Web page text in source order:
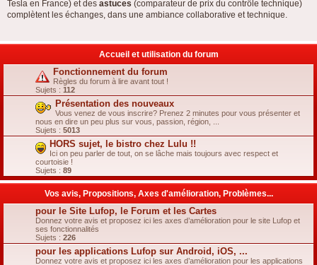
Tesla en France) et des astuces (comparateur de prix du contrôle technique)
complètent les échanges, dans une ambiance collaborative et technique.
Accueil et utilisation du forum
Fonctionnement du forum
Règles du forum à lire avant tout !
Sujets : 112
Présentation des nouveaux
Vous venez de vous inscrire? Prenez 2 minutes pour vous présenter et
nous en dire un peu plus sur vous, passion, région, ...
Sujets : 5013
HORS sujet, le bistro chez Lulu !!
Ici on peu parler de tout, on se lâche mais toujours avec respect et
courtoisie !
Sujets : 89
Vos avis, Propositions, Axes d'amélioration, Problèmes...
pour le Site Lufop, le Forum et les Cartes
Donnez votre avis et proposez ici les axes d’amélioration pour le site Lufop et
ses fonctionnalités
Sujets : 226
pour les applications Lufop sur Android, iOS, ...
Donnez votre avis et proposez ici les axes d’amélioration pour les applications